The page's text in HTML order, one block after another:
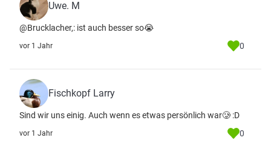
Uwe. M
@Brucklacher,: ist auch besser so😭
vor 1 Jahr 0
Fischkopf Larry
Sind wir uns einig. Auch wenn es etwas persönlich war🥲 :D
vor 1 Jahr 0